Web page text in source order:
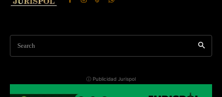
Search
ⓘ Publicidad Jurispol